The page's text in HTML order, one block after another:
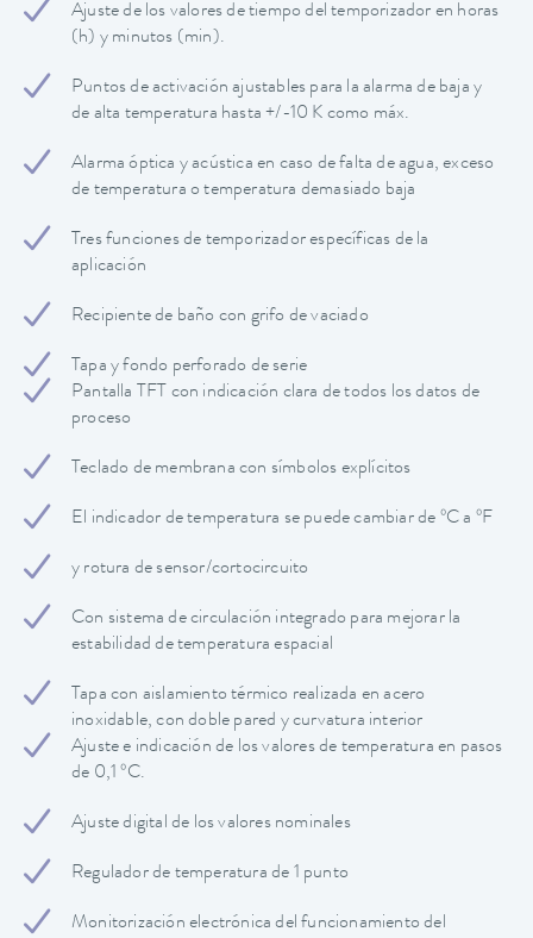
Ajuste de los valores de tiempo del temporizador en horas
(h) y minutos (min).
Puntos de activación ajustables para la alarma de baja y
de alta temperatura hasta +/-10 K como máx.
Alarma óptica y acústica en caso de falta de agua, exceso
de temperatura o temperatura demasiado baja
Tres funciones de temporizador específicas de la
aplicación
Recipiente de baño con grifo de vaciado
Tapa y fondo perforado de serie
Pantalla TFT con indicación clara de todos los datos de
proceso
Teclado de membrana con símbolos explícitos
El indicador de temperatura se puede cambiar de ºC a ºF
y rotura de sensor/cortocircuito
Con sistema de circulación integrado para mejorar la
estabilidad de temperatura espacial
Tapa con aislamiento térmico realizada en acero
inoxidable, con doble pared y curvatura interior
Ajuste e indicación de los valores de temperatura en pasos
de 0,1 ºC.
Ajuste digital de los valores nominales
Regulador de temperatura de 1 punto
Monitorización electrónica del funcionamiento del